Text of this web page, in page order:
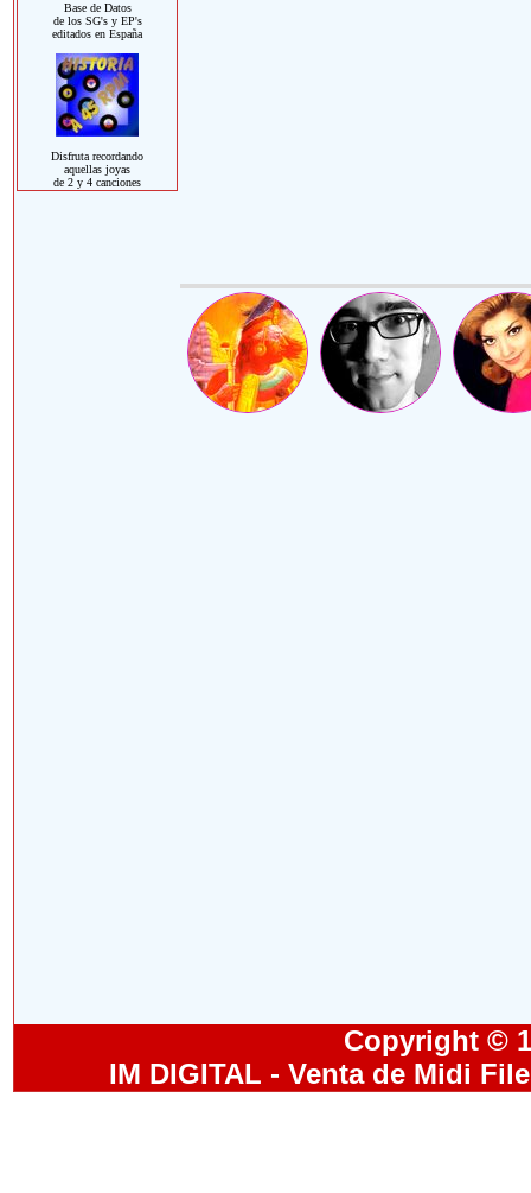
Base de Datos
de los SG's y EP's
editados en España
Disfruta recordando
aquellas joyas
de 2 y 4 canciones
Copyright ©
IM DIGITAL - Venta de Midi